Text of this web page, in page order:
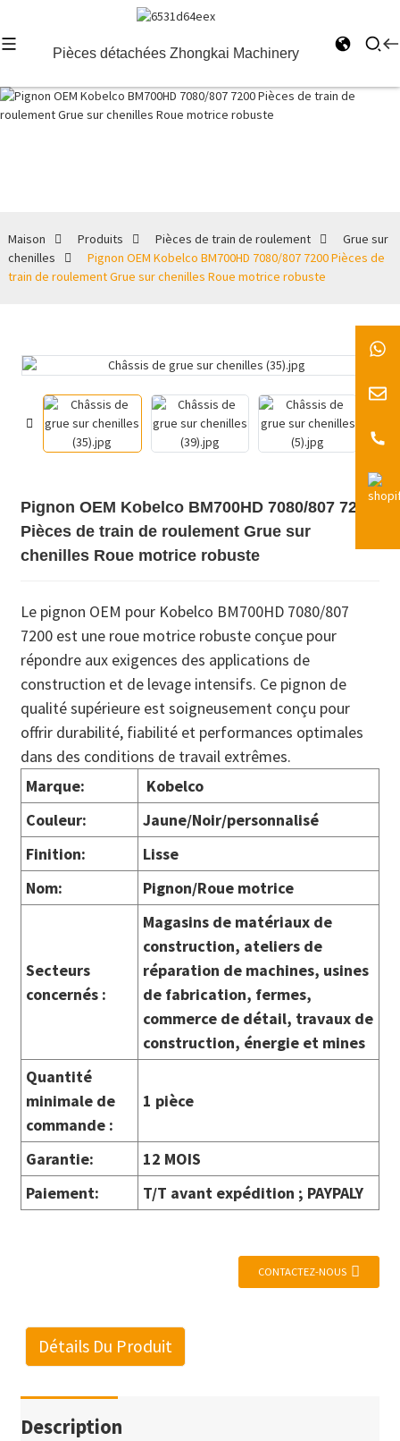
Pièces détachées Zhongkai Machinery
Grue sur
Maison Produits Pièces de train de roulement
Grue sur
chenilles
Pignon OEM Kobelco BM700HD 7080/807 7200 Pièces de
train de roulement Grue sur chenilles Roue motrice robuste
Pignon OEM Kobelco BM700HD 7080/807 7200
Pièces de train de roulement Grue sur
chenilles Roue motrice robuste
Le pignon OEM pour Kobelco BM700HD 7080/807
7200 est une roue motrice robuste conçue pour
répondre aux exigences des applications de
construction et de levage intensifs. Ce pignon de
qualité supérieure est soigneusement conçu pour
offrir durabilité, fiabilité et performances optimales
dans des conditions de travail extrêmes.
Marque:
Kobelco
Couleur:
Jaune/Noir/personnalisé
Finition:
Lisse
Nom:
Pignon/Roue motrice
Secteurs
concernés :
Magasins de matériaux de
construction, ateliers de
réparation de machines, usines
de fabrication, fermes,
commerce de détail, travaux de
construction, énergie et mines
Quantité
minimale de
commande :
1 pièce
Garantie:
12 MOIS
Paiement:
T/T avant expédition ; PAYPALY
CONTACTEZ-NOUS
Détails Du Produit
Description